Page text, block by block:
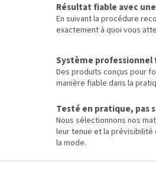
Résultat fiable avec
En suivant la procédure
exactement à quoi vous
Système
Des produits conçus pour
manière fiable dans la
Testé en pratique, pas
Nous sélectionnons nos
leur tenue et la
la mode.